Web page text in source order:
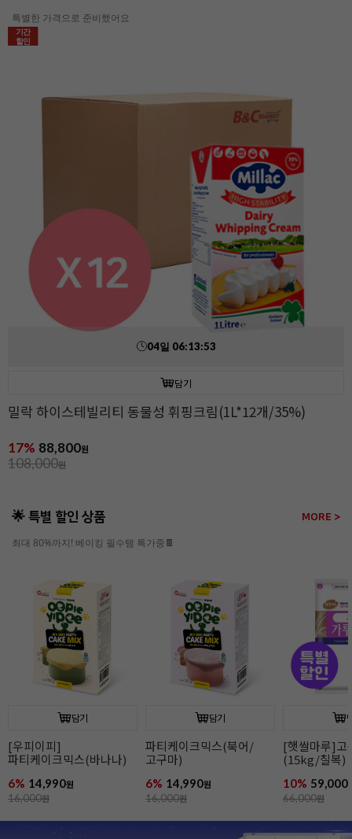
특별한 가격으로 준비했어요
기간
할인
04일 06:13:52
담기
밀락 하이스테빌리티 동물성 휘핑크림(1L*12개/35%)
17% 88,800원
108,000원
🌟 특별 할인 상품 MORE >
최대 80%까지! 베이킹 필수템 특가중🍫
담기
[우피이피]
파티케이크믹스(바나나)
6% 14,990원
16,000원
담기
파티케이크믹스(북어/
고구마)
6% 14,990원
16,000원
[햇쌀마루]고
(15kg/칠복)
10% 59,000
66,000원